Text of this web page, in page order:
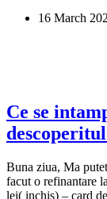
Ce
pot
16 March
Ce se
Buna ziua, Ma
facut o refinantare
lei( inchis) – card